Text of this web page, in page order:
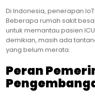
Di Indonesia, penerapan
Beberapa rumah sakit
untuk memantau pasien
demikian, masih ada
yang belum merata.
Peran